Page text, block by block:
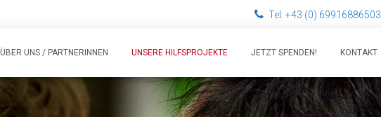
Tel: +43 (0) 69916886503
ÜBER UNS / PARTNERINNEN UNSERE HILFSPROJEKTE JETZT SPENDEN! KONTAKT